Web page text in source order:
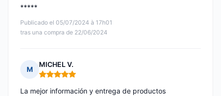
Publicado el 05/07/2024 à 17h01
tras una compra de 22/06/2024
*****
M
MICHEL V.
Nota: 5 de 5
La mejor información y entrega de productos